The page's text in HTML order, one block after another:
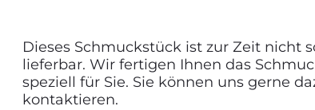
Dieses Schmuckstück ist zur Zeit nicht
lieferbar. Wir fertigen Ihnen das
speziell für Sie. Sie können uns gerne
kontaktieren.